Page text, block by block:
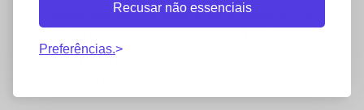
Recusar não essenciais
Preferências.
agências de comunicação e política, ou
centros de beleza e consultorias de